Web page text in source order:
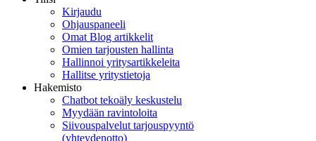
Kirjaudu
Ohjauspaneeli
Omat Blog artikkelit
Omien tarjousten hallinta
Hallinnoi yritysartikkeleita
Hallitse yritystietoja
Hakemisto
Chatbot tekoäly keskustelu
Myydään ravintoloita
Siivouspalvelut tarjouspyyntö
(yhteydenotto)